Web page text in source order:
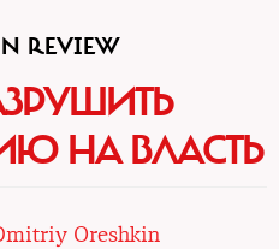
REVIEW
НА ВЛАСТЬ
Oreshkin